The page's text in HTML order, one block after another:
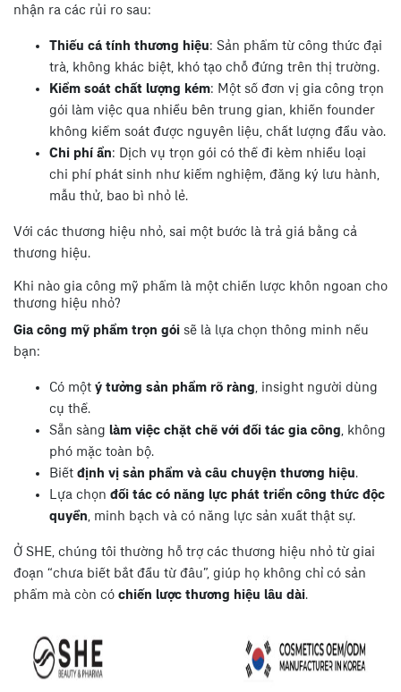
nhận ra các rủi ro sau:
Thiếu cá tính thương hiệu: Sản phẩm từ công thức đại
trà, không khác biệt, khó tạo chỗ đứng trên thị trường.
Kiểm soát chất lượng kém: Một số đơn vị gia công trọn
gói làm việc qua nhiều bên trung gian, khiến founder
không kiểm soát được nguyên liệu, chất lượng đầu vào.
Chi phí ẩn: Dịch vụ trọn gói có thể đi kèm nhiều loại
chi phí phát sinh như kiểm nghiệm, đăng ký lưu hành,
mẫu thử, bao bì nhỏ lẻ.
Với các thương hiệu nhỏ, sai một bước là trả giá bằng cả
thương hiệu.
Khi nào gia công mỹ phẩm là một chiến lược khôn ngoan cho
thương hiệu nhỏ?
Gia công mỹ phẩm trọn gói sẽ là lựa chọn thông minh nếu
bạn:
Có một ý tưởng sản phẩm rõ ràng, insight người dùng
cụ thể.
Sẵn sàng làm việc chặt chẽ với đối tác gia công, không
phó mặc toàn bộ.
Biết định vị sản phẩm và câu chuyện thương hiệu.
Lựa chọn đối tác có năng lực phát triển công thức độc
quyền, minh bạch và có năng lực sản xuất thật sự.
Ở SHE, chúng tôi thường hỗ trợ các thương hiệu nhỏ từ giai
đoạn “chưa biết bắt đầu từ đâu”, giúp họ không chỉ có sản
phẩm mà còn có chiến lược thương hiệu lâu dài.